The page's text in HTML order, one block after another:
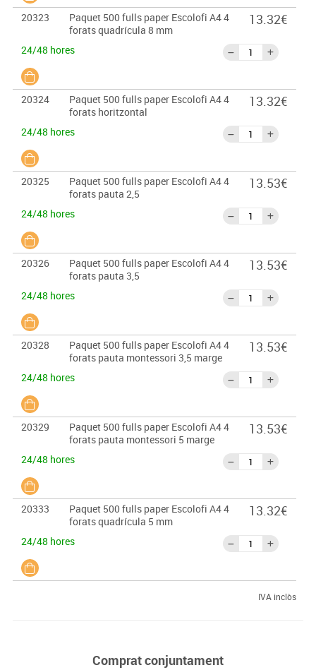
20323
Paquet 500 fulls paper Escolofi A4 4
forats quadrícula 8 mm
24/48 hores
13.32€
20324
Paquet 500 fulls paper Escolofi A4 4
forats horitzontal
24/48 hores
13.32€
20325
Paquet 500 fulls paper Escolofi A4 4
forats pauta 2,5
24/48 hores
13.53€
20326
Paquet 500 fulls paper Escolofi A4 4
forats pauta 3,5
24/48 hores
13.53€
20328
Paquet 500 fulls paper Escolofi A4 4
forats pauta montessori 3,5 marge
24/48 hores
13.53€
20329
Paquet 500 fulls paper Escolofi A4 4
forats pauta montessori 5 marge
24/48 hores
13.53€
20333
Paquet 500 fulls paper Escolofi A4 4
forats quadrícula 5 mm
24/48 hores
13.32€
IVA inclòs
Comprat conjuntament